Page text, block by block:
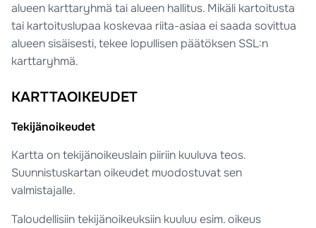
alueen karttaryhmä tai alueen hallitus. Mikäli kartoitusta
tai kartoituslupaa koskevaa riita-asiaa ei saada sovittua
alueen sisäisesti, tekee lopullisen päätöksen SSL:n
karttaryhmä.
KARTTAOIKEUDET
Tekijänoikeudet
Kartta on tekijänoikeuslain piiriin kuuluva teos.
Suunnistuskartan oikeudet muodostuvat sen
valmistajalle.
Taloudellisiin tekijänoikeuksiin kuuluu esim. oikeus